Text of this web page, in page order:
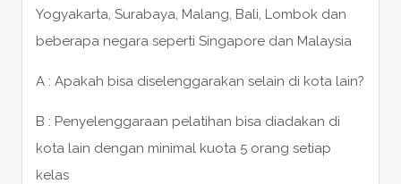
Yogyakarta, Surabaya, Malang, Bali, Lombok dan
beberapa negara seperti Singapore dan Malaysia
A : Apakah bisa diselenggarakan selain di kota lain?
B : Penyelenggaraan pelatihan bisa diadakan di
kota lain dengan minimal kuota 5 orang setiap
kelas